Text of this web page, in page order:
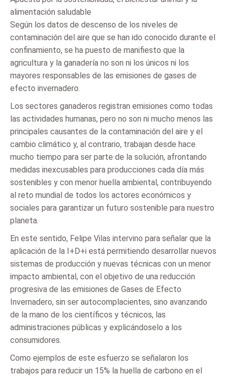
alimentación saludable
Según los datos de descenso de los niveles de
contaminación del aire que se han ido conocido durante el
confinamiento, se ha puesto de manifiesto que la
agricultura y la ganadería no son ni los únicos ni los
mayores responsables de las emisiones de gases de
efecto invernadero.
Los sectores ganaderos registran emisiones como todas
las actividades humanas, pero no son ni mucho menos las
principales causantes de la contaminación del aire y el
cambio climático y, al contrario, trabajan desde hace
mucho tiempo para ser parte de la solución, afrontando
medidas inexcusables para producciones cada día más
sostenibles y con menor huella ambiental, contribuyendo
al reto mundial de todos los actores económicos y
sociales para garantizar un futuro sostenible para nuestro
planeta.
En este sentido, Felipe Vilas intervino para señalar que la
aplicación de la I+D+i está permitiendo desarrollar nuevos
sistemas de producción y nuevas técnicas con un menor
impacto ambiental, con el objetivo de una reducción
progresiva de las emisiones de Gases de Efecto
Invernadero, sin ser autocomplacientes, sino avanzando
de la mano de los científicos y técnicos, las
administraciones públicas y explicándoselo a los
consumidores.
Como ejemplos de este esfuerzo se señalaron los
trabajos para reducir un 15% la huella de carbono en el